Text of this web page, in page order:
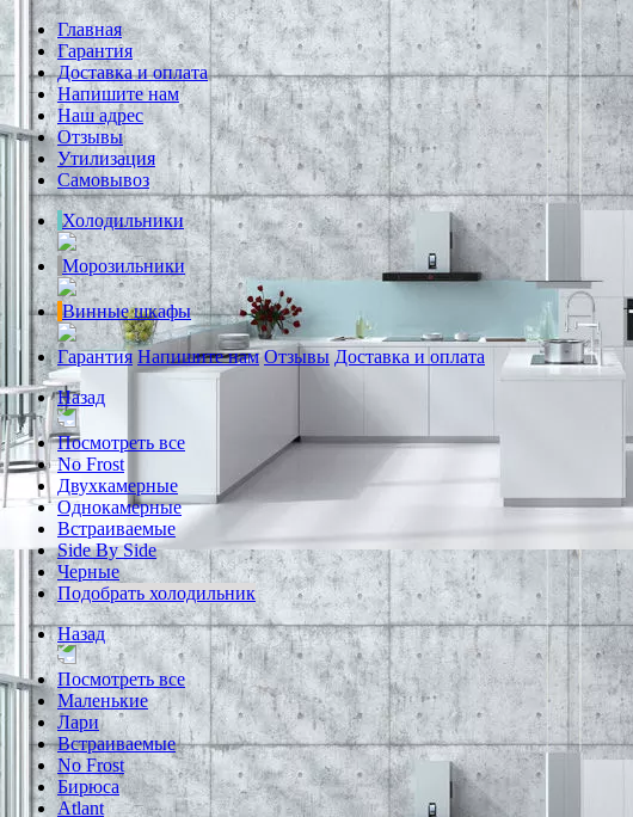
Главная
Гарантия
Доставка и оплата
Напишите нам
Наш адрес
Отзывы
Утилизация
Самовывоз
Холодильники
Морозильники
Винные шкафы
Гарантия Напишите нам Отзывы Доставка и оплата
Назад
Посмотреть все
No Frost
Двухкамерные
Однокамерные
Встраиваемые
Side By Side
Черные
Подобрать холодильник
Назад
Посмотреть все
Маленькие
Лари
Встраиваемые
No Frost
Бирюса
Atlant